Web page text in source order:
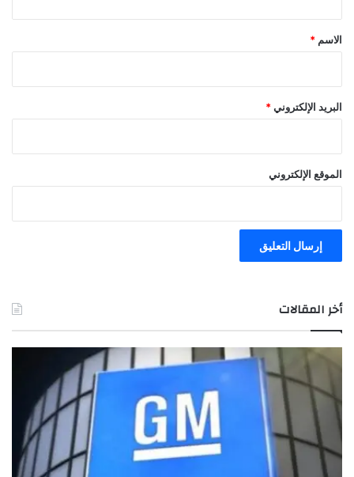
"
*
الاسم *
البريد الإلكتروني *
الموقع الإلكتروني
أخر المقالات